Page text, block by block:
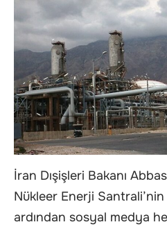
İran Dışişleri Bakanı
Nükleer Enerji Santrali’nin
ardından sosyal medya